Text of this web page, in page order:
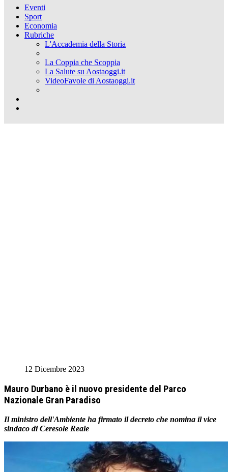
Eventi
Sport
Economia
Rubriche
L'Accademia della Storia
La Coppia che Scoppia
La Salute su Aostaoggi.it
VideoFavole di Aostaoggi.it
12 Dicembre 2023
Mauro Durbano è il nuovo presidente del Parco
Nazionale Gran Paradiso
Il ministro dell'Ambiente ha firmato il decreto che nomina il vice
sindaco di Ceresole Reale